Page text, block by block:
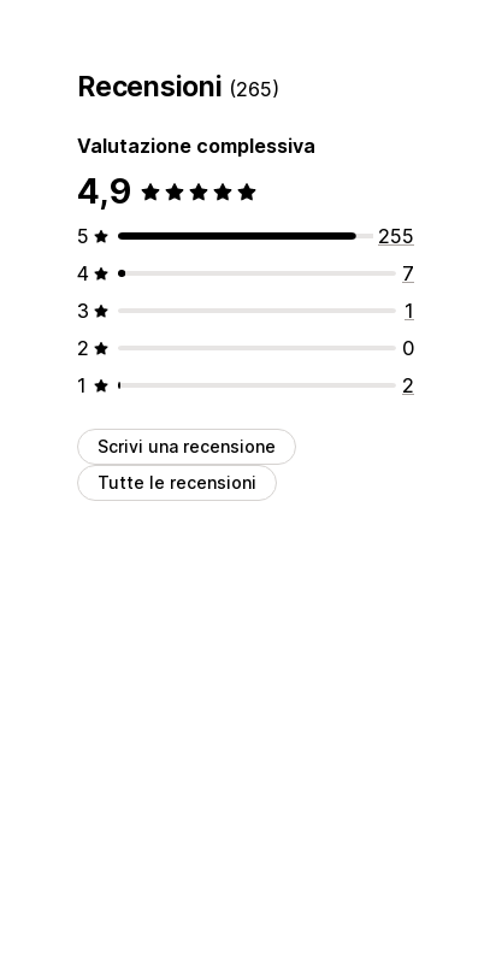
Recensioni (265)
Valutazione complessiva
4,9
5
255
4
7
3
1
2
0
1
2
Scrivi una recensione
Tutte le recensioni